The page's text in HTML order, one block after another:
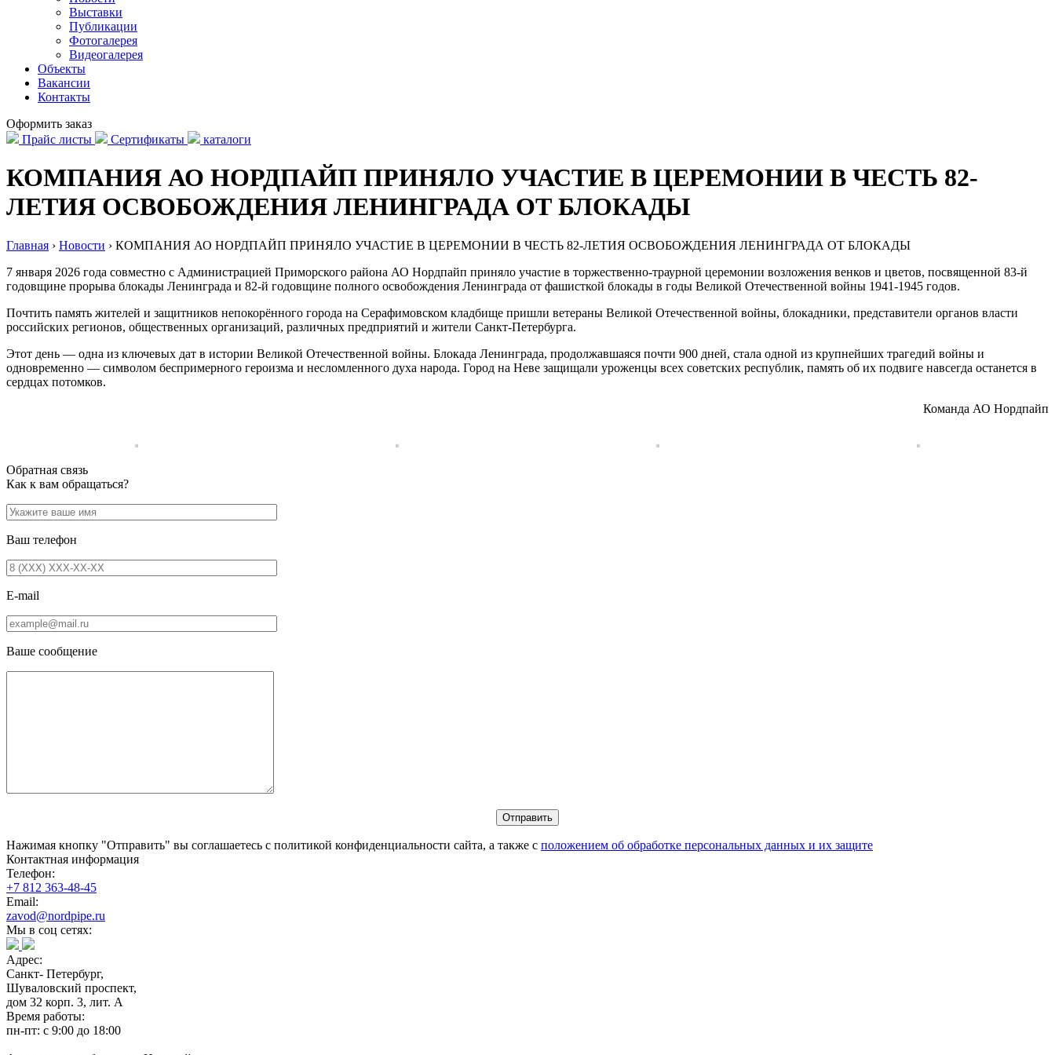
Выставки
Публикации
Фотогалерея
Видеогалерея
Объекты
Вакансии
Контакты
Оформить заказ
Прайс листы
Сертификаты каталоги
КОМПАНИЯ АО НОРДПАЙП ПРИНЯЛО УЧАСТИЕ В ЦЕРЕМОНИИ В ЧЕСТЬ 82-
ЛЕТИЯ ОСВОБОЖДЕНИЯ ЛЕНИНГРАДА ОТ БЛОКАДЫ
Главная › Новости › КОМПАНИЯ АО НОРДПАЙП ПРИНЯЛО УЧАСТИЕ В ЦЕРЕМОНИИ В ЧЕСТЬ 82-ЛЕТИЯ ОСВОБОЖДЕНИЯ ЛЕНИНГРАДА ОТ БЛОКАДЫ
7 января 2026 года совместно с Администрацией Приморского района АО Нордпайп приняло участие в торжественно-траурной церемонии возложения венков и цветов, посвященной 83-й
годовщине прорыва блокады Ленинграда и 82-й годовщине полного освобождения Ленинграда от фашисткой блокады в годы Великой Отечественной войны 1941-1945 годов.
Почтить память жителей и защитников непокорённого города на Серафимовском кладбище пришли ветераны Великой Отечественной войны, блокадники, представители органов власти
российских регионов, общественных организаций, различных предприятий и жители Санкт-Петербурга.
Этот день — одна из ключевых дат в истории Великой Отечественной войны. Блокада Ленинграда, продолжавшаяся почти 900 дней, стала одной из крупнейших трагедий войны и
одновременно — символом беспримерного героизма и несломленного духа народа. Город на Неве защищали уроженцы всех советских республик, память об их подвиге навсегда останется в
сердцах потомков.
Команда АО Нордпайп
Обратная связь
Как к вам обращаться?
Ваш телефон
E-mail
Ваше сообщение
Нажимая кнопку "Отправить" вы соглашаетесь с политикой конфиденциальности сайта, а также с положением об обработке персональных данных и их защите
Контактная информация
Телефон:
+7 812 363-48-45
Email:
zavod@nordpipe.ru
Мы в соц сетях:
Адрес:
Санкт- Петербург,
Шуваловский проспект,
дом 32 корп. 3, лит. А
Время работы:
пн-пт: с 9:00 до 18:00